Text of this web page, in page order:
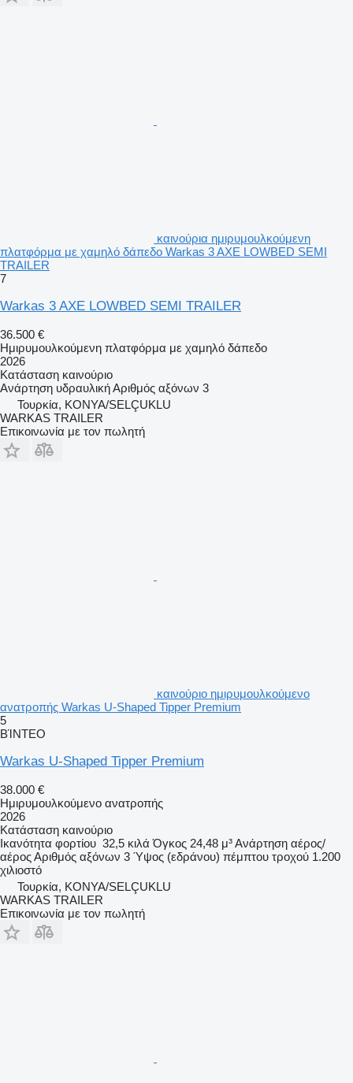
καινούρια ημιρυμουλκούμενη
πλατφόρμα με χαμηλό δάπεδο Warkas 3 AXE LOWBED SEMI
TRAILER
7
Warkas 3 AXE LOWBED SEMI TRAILER
36.500 €
Ημιρυμουλκούμενη πλατφόρμα με χαμηλό δάπεδο
2026
Κατάσταση καινούριο
Ανάρτηση υδραυλικήΑριθμός αξόνων 3
Τουρκία, KONYA/SELÇUKLU
WARKAS TRAILER
Επικοινωνία με τον πωλητή
καινούριο ημιρυμουλκούμενο
ανατροπής Warkas U-Shaped Tipper Premium
5
ΒΊΝΤΕΟ
Warkas U-Shaped Tipper Premium
38.000 €
Ημιρυμουλκούμενο ανατροπής
2026
Κατάσταση καινούριο
Ικανότητα φορτίου 32,5 κιλά Όγκος 24,48 μ³Ανάρτηση αέρος/
αέροςΑριθμός αξόνων 3 Ύψος (εδράνου) πέμπτου τροχού 1.200
χιλιοστό
Τουρκία, KONYA/SELÇUKLU
WARKAS TRAILER
Επικοινωνία με τον πωλητή